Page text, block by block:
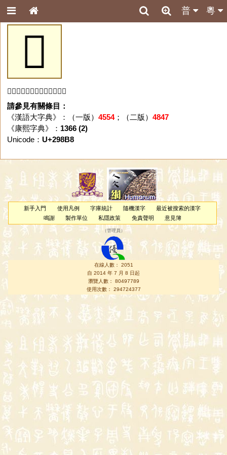
粵
普
𩢸
「𩢸」字未收錄於本資料庫。
請參見有關條目：
《漢語大字典》：（一版） 4554；（二版） 4847
《康熙字典》： 1366 (2)
Unicode： U+298B8
新手入門 使用凡例 字庫統計 隨機漢字
最近被搜索的漢字
鳴謝
製作單位 私隱政策 免責聲明 意見簿
（管理員 ）
在線人數： 2051
自 2014 年 7 月 8 日起
瀏覽人數： 80497789
使用次數： 294724377